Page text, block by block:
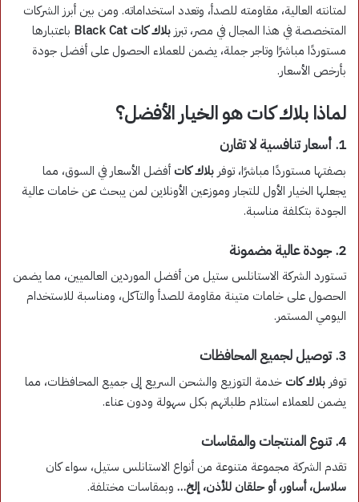
لمتانته العالية، مقاومته للصدأ، وتعدد استخداماته. ومن بين أبرز الشركات
المتخصصة في هذا المجال في مصر، تبرز بلاك كات Black Cat
باعتبارها
مستوردًا مباشرًا وتاجر جملة، يضمن للعملاء الحصول على أفضل جودة
بأرخص الأسعار.
لماذا بلاك كات هو الخيار الأفضل؟
1. أسعار تنافسية لا تقارن
بصفتها مستوردًا مباشرًا، توفر بلاك كات أفضل الأسعار في السوق، مما
يجعلها الخيار الأول للتجار وموزعين الأونلاين لمن يبحث عن خامات عالية
الجودة بتكلفة مناسبة.
2. جودة عالية مضمونة
تستورد الشركة الاستانلس ستيل من أفضل الموردين العالميين، مما يضمن
الحصول على خامات متينة مقاومة للصدأ والتآكل، ومناسبة للاستخدام
اليومي المستمر.
3. توصيل لجميع المحافظات
توفر بلاك كات خدمة التوزيع والشحن السريع إلى جميع المحافظات، مما
يضمن للعملاء استلام طلباتهم بكل سهولة ودون عناء.
4. تنوع المنتجات والمقاسات
تقدم الشركة مجموعة متنوعة من أنواع الاستانلس ستيل، سواء كان
سلاسل، أساور، أو حلقان للأذن، إلخ… وبمقاسات مختلفة.